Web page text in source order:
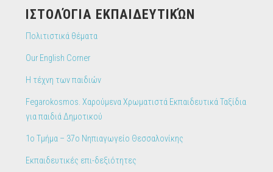
IΣΤΟΛΌΓΙΑ ΕΚΠΑΙΔΕΥΤΙΚΏΝ
Πολιτιστικά θέματα
Our English Corner
Η τέχνη των παιδιών
Fegarokosmos. Χαρούμενα Χρωματιστά Εκπαιδευτικά Ταξίδια
για παιδιά Δημοτικού
1ο Τμήμα – 37ο Νηπιαγωγείο Θεσσαλονίκης
Εκπαιδευτικές επι-δεξιότητες